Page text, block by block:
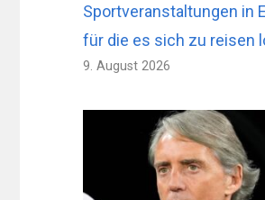
Sportveranstaltungen in
für die es sich zu reisen
9. August 2026